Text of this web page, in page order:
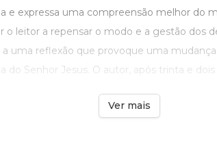
e expressa uma compreensão melhor do
o leitor a repensar o modo e a gestão dos
uma reflexão que provoque uma
Senhor Jesus. O autor, após trinta e dois
Ver mais